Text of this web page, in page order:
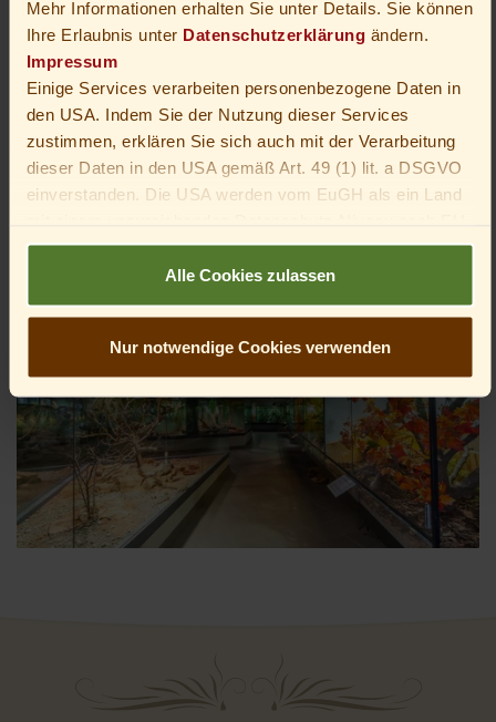
Mehr Informationen erhalten Sie unter Details. Sie können
Ihre Erlaubnis unter Datenschutzerklärungändern.
Impressum
Einige Services verarbeiten personenbezogene Daten in
den USA. Indem Sie der Nutzung dieser Services
zustimmen, erklären Sie sich auch mit der Verarbeitung
dieser Daten in den USA gemäß Art. 49 (1) lit. a DSGVO
einverstanden. Die USA werden vom EuGH als ein Land
Standards angesehen. Insbesondere besteht das Risiko,
dass die Daten von US-Behörden zu Kontroll- und
Überwachungszwecken verarbeitet werden – unter
Du bist unter 16 Jahre alt? Dann kannst du nicht in
optionale Services einwilligen. Du kannst deine Eltern
oder Erziehungsberechtigten bitten, mit dir in diese
Services einzuwilligen.
Alle Cookies zulassen
Nur notwendige Cookies verwenden